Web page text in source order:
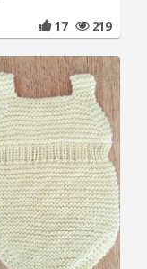
17 219